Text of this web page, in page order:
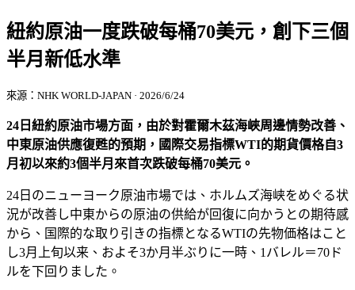
紐約原油一度跌破每桶70美元，創下三個
半月新低水準
來源：NHK WORLD-JAPAN · 2026/6/24
24日紐約原油市場方面，由於對霍爾木茲海峽周邊情勢改善、
中東原油供應復甦的預期，國際交易指標WTI的期貨價格自3
月初以來約3個半月來首次跌破每桶70美元。
24日のニューヨーク原油市場では、ホルムズ海峡をめぐる状
況が改善し中東からの原油の供給が回復に向かうとの期待感
から、国際的な取り引きの指標となるWTIの先物価格はこと
し3月上旬以来、およそ3か月半ぶりに一時、1バレル＝70ド
ルを下回りました。